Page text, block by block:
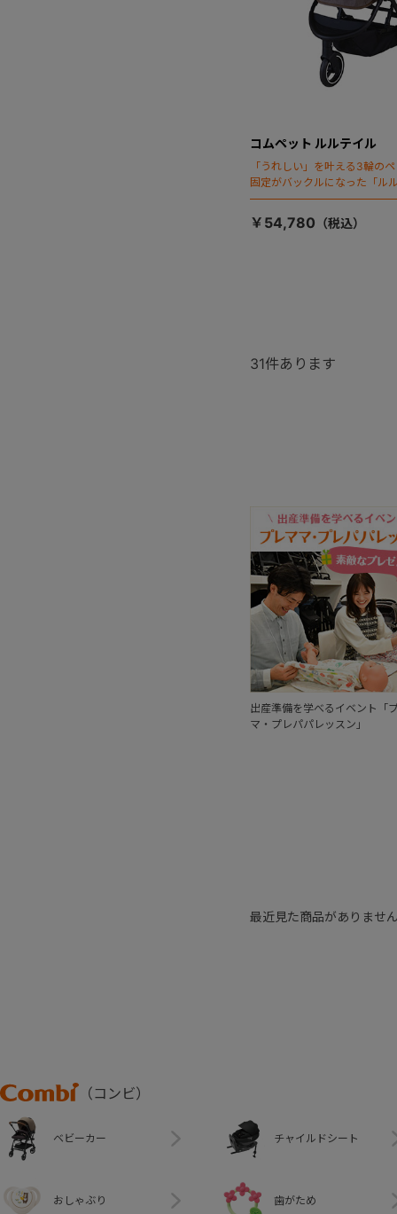
コムペット ルルテイル
「うれしい」を叶える3輪の
固定がバックルになった「ル
￥54,780
31件あります
出産準備を学べるイベント「
マ・プレパパレッスン」
最近見た商品がありませ
Combi
（コンビ）
ベビーカー チャイルドシート
おしゃぶり 歯がため